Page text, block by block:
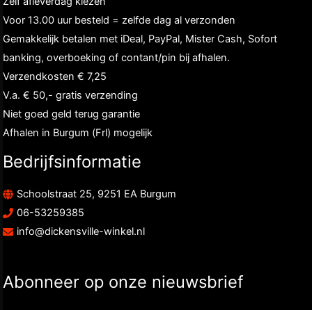
Voor 13.00 uur besteld = zelfde dag al verzonden
Gemakkelijk betalen met iDeal, PayPal, Mister Cash, Sofort
banking, overboeking of contant/pin bij afhalen.
Verzendkosten € 7,25
V.a. € 50,- gratis verzending
Niet goed geld terug garantie
Afhalen in Burgum (Frl) mogelijk
Bedrijfsinformatie
Schoolstraat 25, 9251 EA Burgum
06-53259385
info@dickensville-winkel.nl
Abonneer op onze nieuwsbrief